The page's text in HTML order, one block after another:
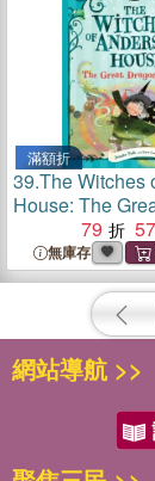
滿額折
39.The Witches
House: The
79
無庫存
網站導航 >>